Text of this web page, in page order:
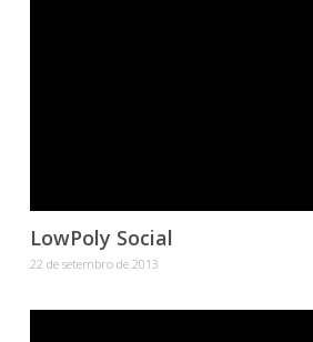
LowPoly Social
22 de setembro de 2013